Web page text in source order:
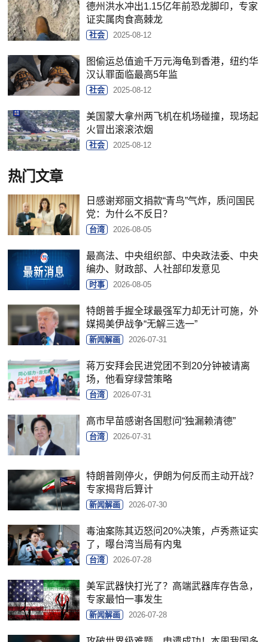
德州洪水冲出1.15亿年前恐龙脚印，专家
证实属肉食高棘龙
社会 2025-08-12
图偷运总值逾千万元海龟到香港，纽约华
汉认罪面临最高5年监
社会 2025-08-12
美国蒙大拿州两飞机在机场碰撞，现场起
火冒出滚滚浓烟
社会 2025-08-12
热门文章
日感谢郑丽文捐款“青鸟”气炸，质问国民
党：为什么不反日？
台湾 2026-08-05
最高法、中央组织部、中央政法委、中央
编办、财政部、人社部印发意见
时事 2026-08-05
特朗普手握全球最强军力却无计可施，外
媒揭美伊战争“无解三选一”
新闻解画 2026-07-31
蒋万安拜会民进党团不到20分钟被请离
场，他看穿绿营策略
台湾 2026-07-31
高市早苗感谢各国慰问“独漏赖清德”
台湾 2026-07-31
特朗普刚停火，伊朗为何反而主动开战？
专家揭背后算计
新闻解画 2026-07-30
毒油案陈其迈怒问20%决策，卢秀燕证实
了，曝台湾当局有内鬼
台湾 2026-07-28
美军武器快打光了？高端武器库存告急，
专家最怕一事发生
新闻解画 2026-07-28